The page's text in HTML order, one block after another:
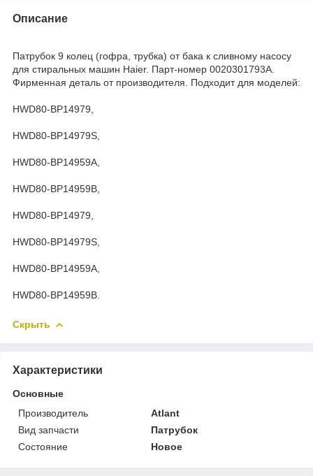
Описание
Патрубок 9 колец (гофра, трубка) от бака к сливному насосу
для стиральных машин Haier. Парт-номер 0020301793A.
Фирменная деталь от производителя. Подходит для моделей:
HWD80-BP14979,
HWD80-BP14979S,
HWD80-BP14959A,
HWD80-BP14959B,
HWD80-BP14979,
HWD80-BP14979S,
HWD80-BP14959A,
HWD80-BP14959B.
Скрыть
Характеристики
Основные
Производитель
Atlant
Вид запчасти
Патрубок
Состояние
Новое